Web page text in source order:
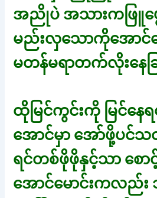
အညိုပဲ အသားကဖြူဖွေ
မည်းလှသောကိုအောင်မ
မတန်မရာတက်လိုးနေခ
ထိုမြင်ကွင်းကို မြင်န
အောင်မှာ အော်ဖို့ပင်
ရင်တစ်ဖိုဖိုနှင့်သာ စေ
အောင်မောင်းကလည်